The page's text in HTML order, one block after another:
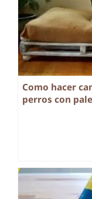
Como hacer
perros con